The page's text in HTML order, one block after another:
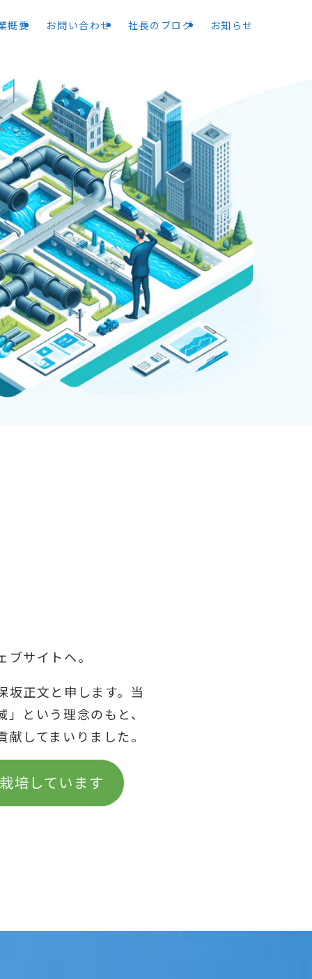
概要 お問い合わせ 社長のブログ お知らせ
サイトへ。
坂正文と申します。当
という理念のもと、
してまいりました。
培しています